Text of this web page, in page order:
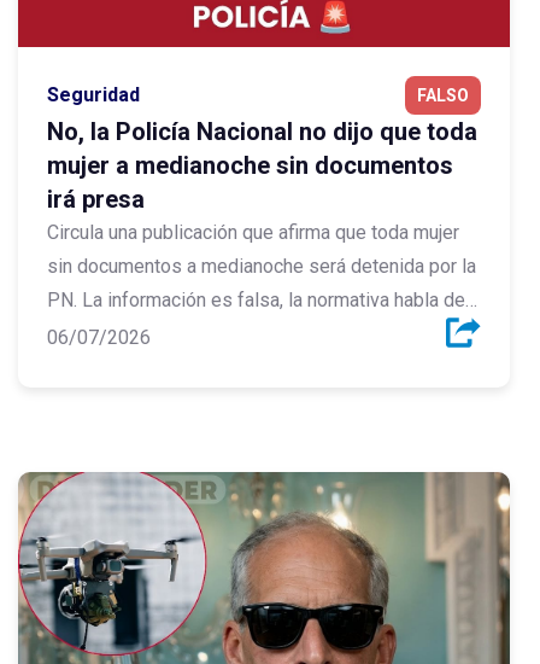
Seguridad FALSO
No, la Policía Nacional no dijo que toda
mujer a medianoche sin documentos
irá presa
Circula una publicación que afirma que toda mujer
sin documentos a medianoche será detenida por la
PN. La información es falsa, la normativa habla de
trasladar a las personas sin documentos a una
06/07/2026